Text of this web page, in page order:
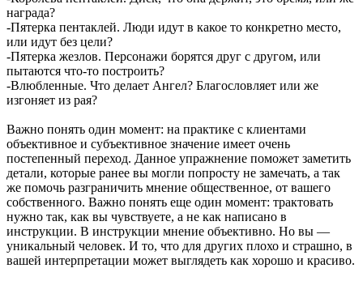
награда?
-Пятерка пентаклей. Люди идут в какое то конкретно место,
или идут без цели?
-Пятерка жезлов. Персонажи борятся друг с другом, или
пытаются что-то построить?
-Влюбленные. Что делает Ангел? Благословляет или же
изгоняет из рая?
Важно понять один момент: на практике с клиентами
объективное и субъективное значение имеет очень
постепенный переход. Данное упражнение поможет заметить
детали, которые ранее вы могли попросту не замечать, а так
же помочь разграничить мнение общественное, от вашего
собственного. Важно понять еще один момент: трактовать
нужно так, как вы чувствуете, а не как написано в
инструкции. В инструкции мнение объективно. Но вы —
уникальный человек. И то, что для других плохо и страшно, в
вашей интерпретации может выглядеть как хорошо и красиво.